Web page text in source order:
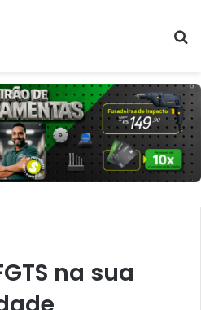
na sua